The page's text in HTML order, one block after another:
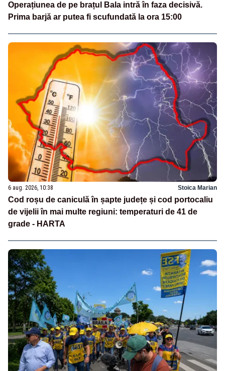
Operațiunea de pe brațul Bala intră în faza decisivă.
Prima barjă ar putea fi scufundată la ora 15:00
6 aug. 2026, 10:38 Stoica Marian
Cod roșu de caniculă în șapte județe și cod portocaliu
de vijelii în mai multe regiuni: temperaturi de 41 de
grade - HARTA